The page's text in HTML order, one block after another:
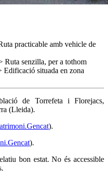
de Torrefeta i Florejacs,
(Lleida).
).
).
bon estat. No és accessible